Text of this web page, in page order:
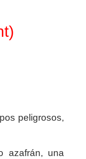
peligrosos,
azafrán, una